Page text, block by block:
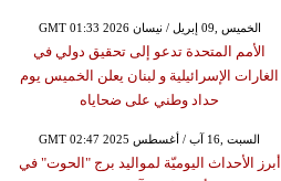
GMT 01:33 2026 الخميس ,09 إبريل / نيسان
الأمم المتحدة تدعو إلى تحقيق دولي في
الغارات الإسرائيلية و لبنان يعلن الخميس يوم
حداد وطني على ضحاياه
GMT 02:47 2025 السبت ,16 آب / أغسطس
أبرز الأحداث اليوميّة لمواليد برج "الحوت" في